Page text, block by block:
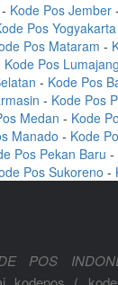
- Kode Pos Jember -
Pos Yogyakarta
Pos Mataram -
Kode Pos Lumajang
- Kode Pos
- Kode Pos
Medan - Kode
Manado - Kode
Pos Pekan Baru -
Pos Sukoreno -
POS